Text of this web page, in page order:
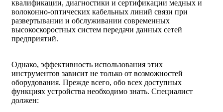
квалификации, диагностики и сертификации медных и
волоконно-оптических кабельных линий связи при
развертывании и обслуживании современных
высокоскоростных систем передачи данных сетей
предприятий.
Однако, эффективность использования этих
инструментов зависит не только от возможностей
оборудования. Прежде всего, обо всех доступных
функциях устройства необходимо знать. Специалист
должен: